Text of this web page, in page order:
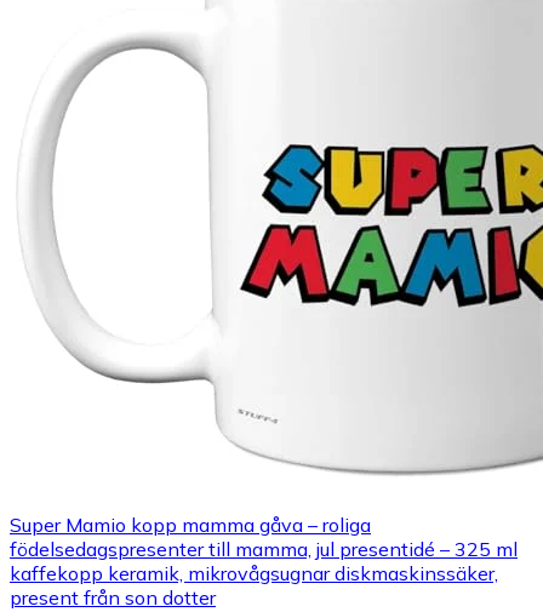
Super Mamio kopp mamma gåva – roliga
födelsedagspresenter till mamma, jul presentidé – 325 ml
kaffekopp keramik, mikrovågsugnar diskmaskinssäker,
present från son dotter